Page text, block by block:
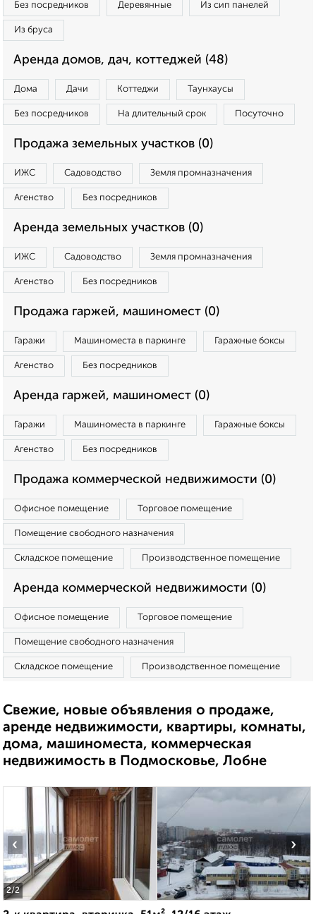
Без посредников Деревянные Из сип панелей
Из бруса
Аренда домов, дач, коттеджей (48)
Дома Дачи Коттеджи Таунхаусы
Без посредников На длительный срок Посуточно
Продажа земельных участков (0)
ИЖС Садоводство Земля промназначения
Агенство Без посредников
Аренда земельных участков (0)
ИЖС Садоводство Земля промназначения
Агенство Без посредников
Продажа гаржей, машиномест (0)
Гаражи Машиноместа в паркинге Гаражные боксы
Агенство Без посредников
Аренда гаржей, машиномест (0)
Гаражи Машиноместа в паркинге Гаражные боксы
Агенство Без посредников
Продажа коммерческой недвижимости (0)
Офисное помещение Торговое помещение
Помещение свободного назначения
Складское помещение Производственное помещение
Аренда коммерческой недвижимости (0)
Офисное помещение Торговое помещение
Помещение свободного назначения
Складское помещение Производственное помещение
Свежие, новые объявления о продаже,
аренде недвижимости, квартиры, комнаты,
дома, машиноместа, коммерческая
недвижимость в Подмосковье, Лобне
2/2
‹ ›